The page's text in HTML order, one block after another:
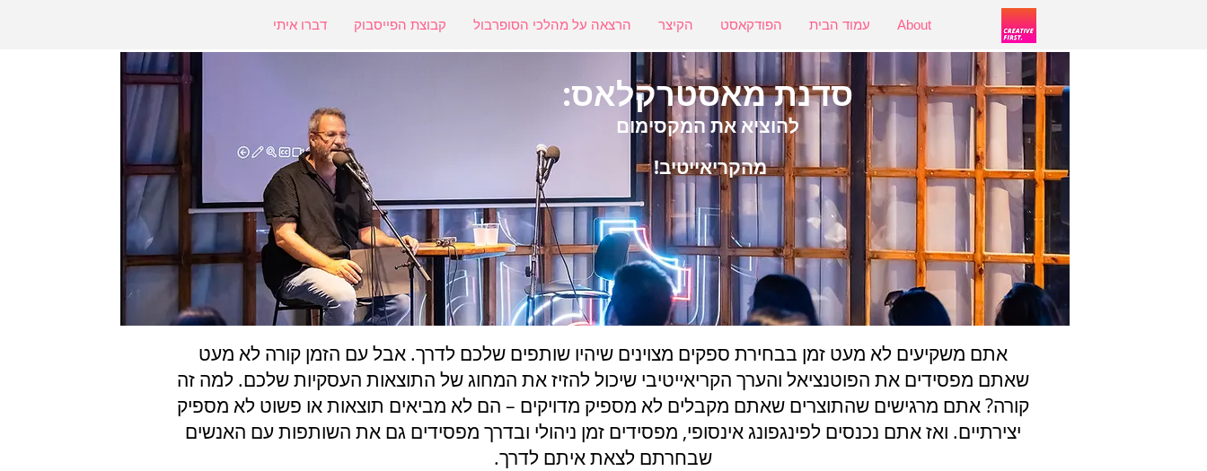
דברו איתי קבוצת הפייסבוק הרצאה על מהלכי הסופרבול הקיצר הפודקאסט עמוד הבית About
להתחברות
להוציא את המקסימום
מהקריאייטיב!
סדנת מאסטרקלאס:
אתם משקיעים לא מעט זמן בבחירת ספקים מצוינים שיהיו שותפים שלכם לדרך. אבל עם הזמן קורה לא מעט
שאתם מפסידים את הפוטנציאל והערך הקריאייטיבי שיכול להזיז את המחוג של התוצאות העסקיות שלכם. למה זה
קורה? אתם מרגישים שהתוצרים שאתם מקבלים לא מספיק מדויקים – הם לא מביאים תוצאות או פשוט לא מספיק
יצירתיים. ואז אתם נכנסים לפינגפונג אינסופי, מפסידים זמן ניהולי ובדרך מפסידים גם את השותפות עם האנשים
שבחרתם לצאת איתם לדרך.